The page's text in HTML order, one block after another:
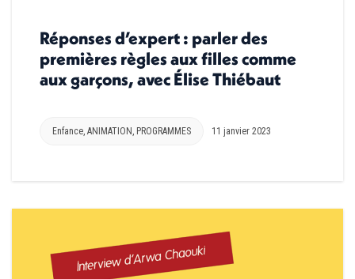
Réponses d’expert : parler des
premières règles aux filles comme
aux garçons, avec Élise Thiébaut
Enfance ANIMATION PROGRAMMES 11 janvier 2023